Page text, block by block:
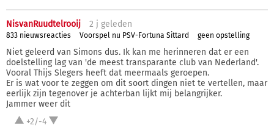
NisvanRuudtelrooij 2 j geleden
833 nieuwsreacties Voorspel nu PSV-Fortuna Sittard geen opstelling
Niet geleerd van Simons dus. Ik kan me herinneren dat er een
doelstelling lag van 'de meest transparante club van Nederland'.
Vooral Thijs Slegers heeft dat meermaals geroepen.
Er is wat voor te zeggen om dit soort dingen niet te vertellen, maar
eerlijk zijn tegenover je achterban lijkt mij belangrijker.
Jammer weer dit
+2/-4